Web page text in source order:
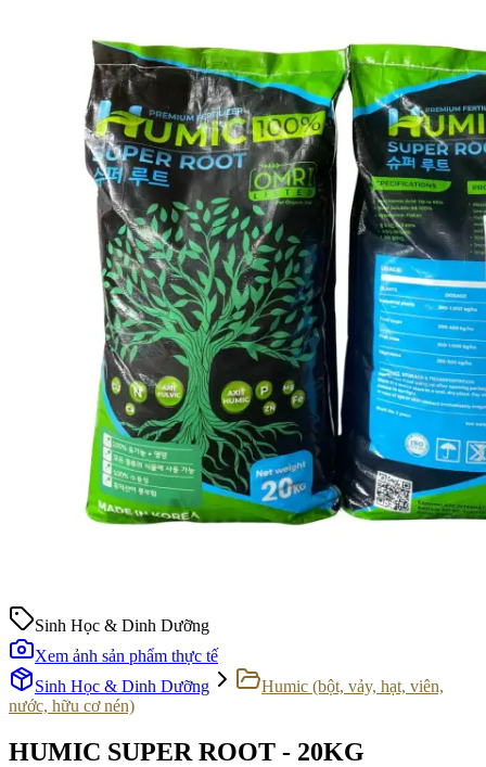
Sinh Học & Dinh Dưỡng
Xem ảnh sản phẩm thực tế
Sinh Học & Dinh Dưỡng
Humic (bột, vảy, hạt, viên,
nước, hữu cơ nén)
HUMIC SUPER ROOT - 20KG